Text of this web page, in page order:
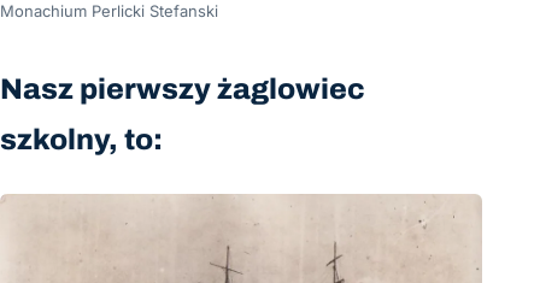
Monachium Perlicki Stefanski
Nasz pierwszy żaglowiec
szkolny, to: